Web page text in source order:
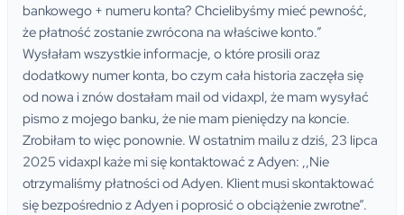
bankowego + numeru konta? Chcielibyśmy mieć pewność,
że płatność zostanie zwrócona na właściwe konto.”
Wysłałam wszystkie informacje, o które prosili oraz
dodatkowy numer konta, bo czym cała historia zaczęła się
od nowa i znów dostałam mail od vidaxpl, że mam wysyłać
pismo z mojego banku, że nie mam pieniędzy na koncie.
Zrobiłam to więc ponownie. W ostatnim mailu z dziś, 23 lipca
2025 vidaxpl każe mi się kontaktować z Adyen: ,,Nie
otrzymaliśmy płatności od Adyen. Klient musi skontaktować
się bezpośrednio z Adyen i poprosić o obciążenie zwrotne”.